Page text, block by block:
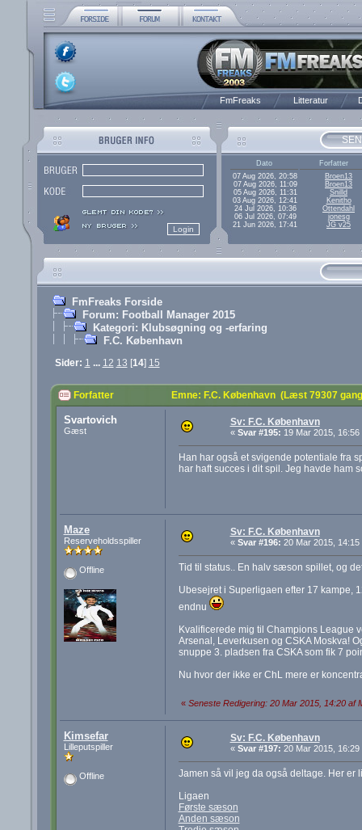
FmFreaks Litteratur
Dato
Forfatter
07 Aug 2026, 20:58
Broen13
07 Aug 2026, 11:09
Broen13
05 Aug 2026, 11:31
Snilld
03 Aug 2026, 12:41
Kenitho
24 Jul 2026, 10:36
Ottendahl
06 Jul 2026, 07:49
jonesg
21 Jun 2026, 17:41
JG v25
FmFreaks Forside
Forum: Football Manager 2015
Kategori: Klubsøgning og -erfaring
F.C. København
Sider: 1 ... 12 13 [14] 15
Forfatter Emne: F.C. København (Læst 79307
Svartovich
Gæst
Sv: F.C. København
« Svar #195: 19 Mar 2015, 16:56
Han har også et svigende potentiale fra
har haft succes i dit spil. Jeg havde ham
Maze
Reserveholdsspiller
Offline
Sv: F.C. København
« Svar #196: 20 Mar 2015, 14:15
Tid til status.. En halv sæson spillet, og
Ubesejret i Superligaen efter 17 kampe,
endnu
Kvalificerede mig til Champions League
Arsenal, Leverkusen og CSKA Moskva!
snuppe 3. pladsen fra CSKA som fik 7
Nu hvor der ikke er ChL mere er
« Seneste Redigering: 20 Mar 2015, 14:20 af
Kimsefar
Lilleputspiller
Offline
Sv: F.C. København
« Svar #197: 20 Mar 2015, 16:29
Jamen så vil jeg da også deltage. Her er
Ligaen
Første sæson
Anden sæson